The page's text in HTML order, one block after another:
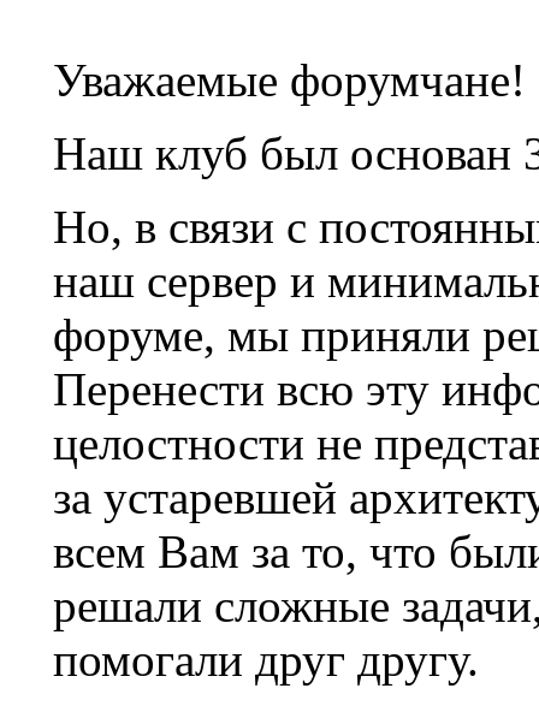
Уважаемые форумчане!
Наш клуб был основан
Но, в связи с
наш сервер и
форуме, мы приняли
Перенести всю эту
целостности не
за устаревшей
всем Вам за то, что
решали сложные
помогали друг другу.